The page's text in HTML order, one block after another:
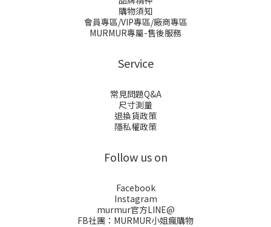
購物須知
會員專區/VIP專區/廠商專區
MURMUR專屬-售後服務
Service
常見問題Q&A
尺寸測量
退換貨政策
隱私權政策
Follow us on
Facebook
Instagram
murmur官方LINE@
FB社團： MURMUR小姐瘋購物